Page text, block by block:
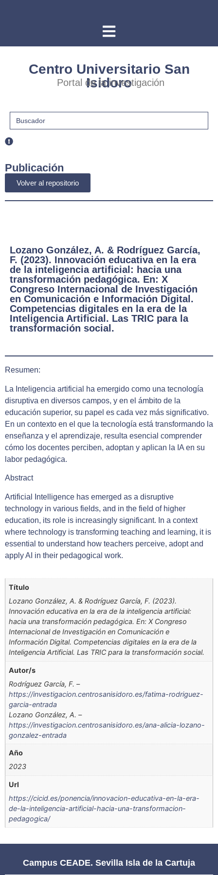
Centro Universitario San
Isidoro
Portal de la investigación
Buscar:
Publicación
Volver al repositorio
Lozano González, A. & Rodríguez García,
F. (2023). Innovación educativa en la era
de la inteligencia artificial: hacia una
transformación pedagógica. En: X
Congreso Internacional de Investigación
en Comunicación e Información Digital.
Competencias digitales en la era de la
Inteligencia Artificial. Las TRIC para la
transformación social.
Resumen:
La Inteligencia artificial ha emergido como una tecnología
disruptiva en diversos campos, y en el ámbito de la
educación superior, su papel es cada vez más significativo.
En un contexto en el que la tecnología está transformando la
enseñanza y el aprendizaje, resulta esencial comprender
cómo los docentes perciben, adoptan y aplican la IA en su
labor pedagógica.
Abstract
Artificial Intelligence has emerged as a disruptive
technology in various fields, and in the field of higher
education, its role is increasingly significant. In a context
where technology is transforming teaching and learning, it is
essential to understand how teachers perceive, adopt and
apply AI in their pedagogical work.
Título
Lozano González, A. & Rodríguez García, F. (2023).
Innovación educativa en la era de la inteligencia artificial:
hacia una transformación pedagógica. En: X Congreso
Internacional de Investigación en Comunicación e
Información Digital. Competencias digitales en la era de la
Inteligencia Artificial. Las TRIC para la transformación social.
Autor/s
Rodríguez García, F. –
https://investigacion.centrosanisidoro.es/fatima-rodriguez-
garcia-entrada
Lozano González, A. –
https://investigacion.centrosanisidoro.es/ana-alicia-lozano-
gonzalez-entrada
Año
2023
Url
https://cicid.es/ponencia/innovacion-educativa-en-la-era-
de-la-inteligencia-artificial-hacia-una-transformacion-
pedagogica/
Campus CEADE. Sevilla Isla de la Cartuja